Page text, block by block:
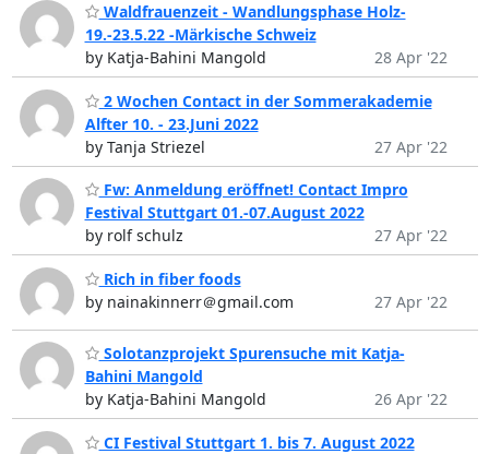
Waldfrauenzeit - Wandlungsphase Holz-
19.-23.5.22 -Märkische Schweiz
by Katja-Bahini Mangold
28 Apr '22
2 Wochen Contact in der Sommerakademie
Alfter 10. - 23.Juni 2022
by Tanja Striezel
27 Apr '22
Fw: Anmeldung eröffnet! Contact Impro
Festival Stuttgart 01.-07.August 2022
by rolf schulz
27 Apr '22
Rich in fiber foods
by nainakinnerr＠gmail.com
27 Apr '22
Solotanzprojekt Spurensuche mit Katja-
Bahini Mangold
by Katja-Bahini Mangold
26 Apr '22
CI Festival Stuttgart 1. bis 7. August 2022